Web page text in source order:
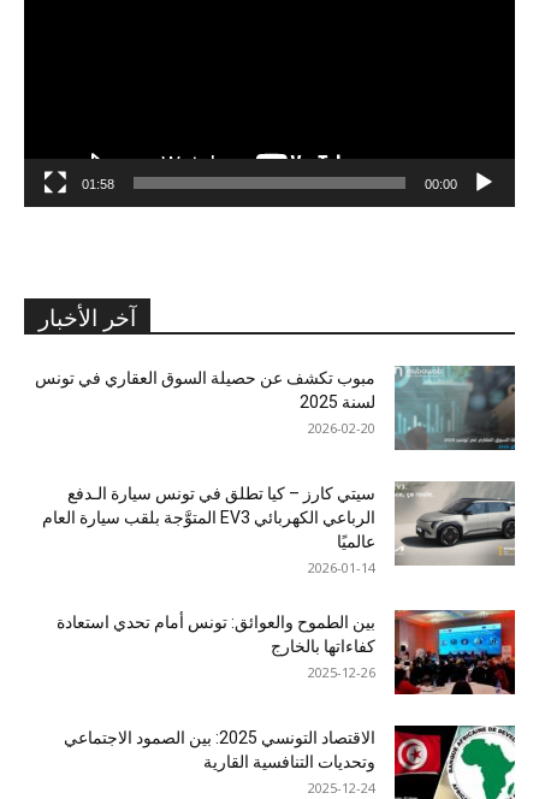
00:00
01:58
آخر الأخبار
مبوب تكشف عن حصيلة السوق العقاري في تونس
لسنة 2025
2026-02-20
سيتي كارز – كيا تطلق في تونس سيارة الـدفع
الرباعي الكهربائي EV3 المتوَّجة بلقب سيارة العام
عالميًا
2026-01-14
بين الطموح والعوائق: تونس أمام تحدي استعادة
كفاءاتها بالخارج
2025-12-26
الاقتصاد التونسي 2025: بين الصمود الاجتماعي
وتحديات التنافسية القارية
2025-12-24